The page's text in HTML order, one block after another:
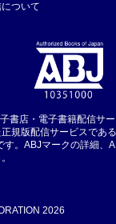
ついて
書店・電子書籍配信サ
規版配信サービスであ
。ABJマークの詳細、
2026